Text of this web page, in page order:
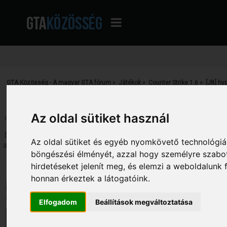
Az oldal sütiket használ
Az oldal sütiket és egyéb nyomkövető
böngészési élményét, azzal hogy személyre
hirdetéseket jelenít meg, és elemzi a
honnan érkeztek a látogatóink.
Elfogadom Beállítások megváltoztatása
GTA Közösség - A magyar GTA fórum » Játékok» Counter Strike 1.6 » [JB]
Oldalak: [ 1] Le
alkalommal)
skyLine
[JB] hyperKOCKA.hu JailBreak
szerver